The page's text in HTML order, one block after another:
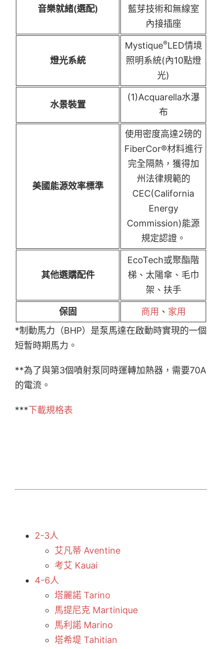
音樂就緒(選配)
藍芽技術和無線室
內接插座
燈光系統
Mystique®LED情境
照明系統(內10點燈
光)
水景裝置
(1)Acquarella水瀑
布
美國能源效率標準
使用密度高達2磅的
FiberCor®材料進行
完全隔熱，獲得加
州法律規範的
CEC(California
Energy
Commission)能源
規定認證。
其他選購配件
EcoTech或聚酯階
梯、太陽傘、毛巾
架、扶手
保固 商用 、 家用
*制動馬力（BHP）是泵馬達在啟動時實現的一個
短暫時期馬力。
**為了與第3個噴射泵同時運轉加熱器，需要70A
的電流。
***下載規格表
2-3人
艾凡蒂 Aventine
考艾 Kauai
4-6人
塔麗諾 Tarino
馬提尼克 Martinique
馬利諾 Marino
塔希堤 Tahitian